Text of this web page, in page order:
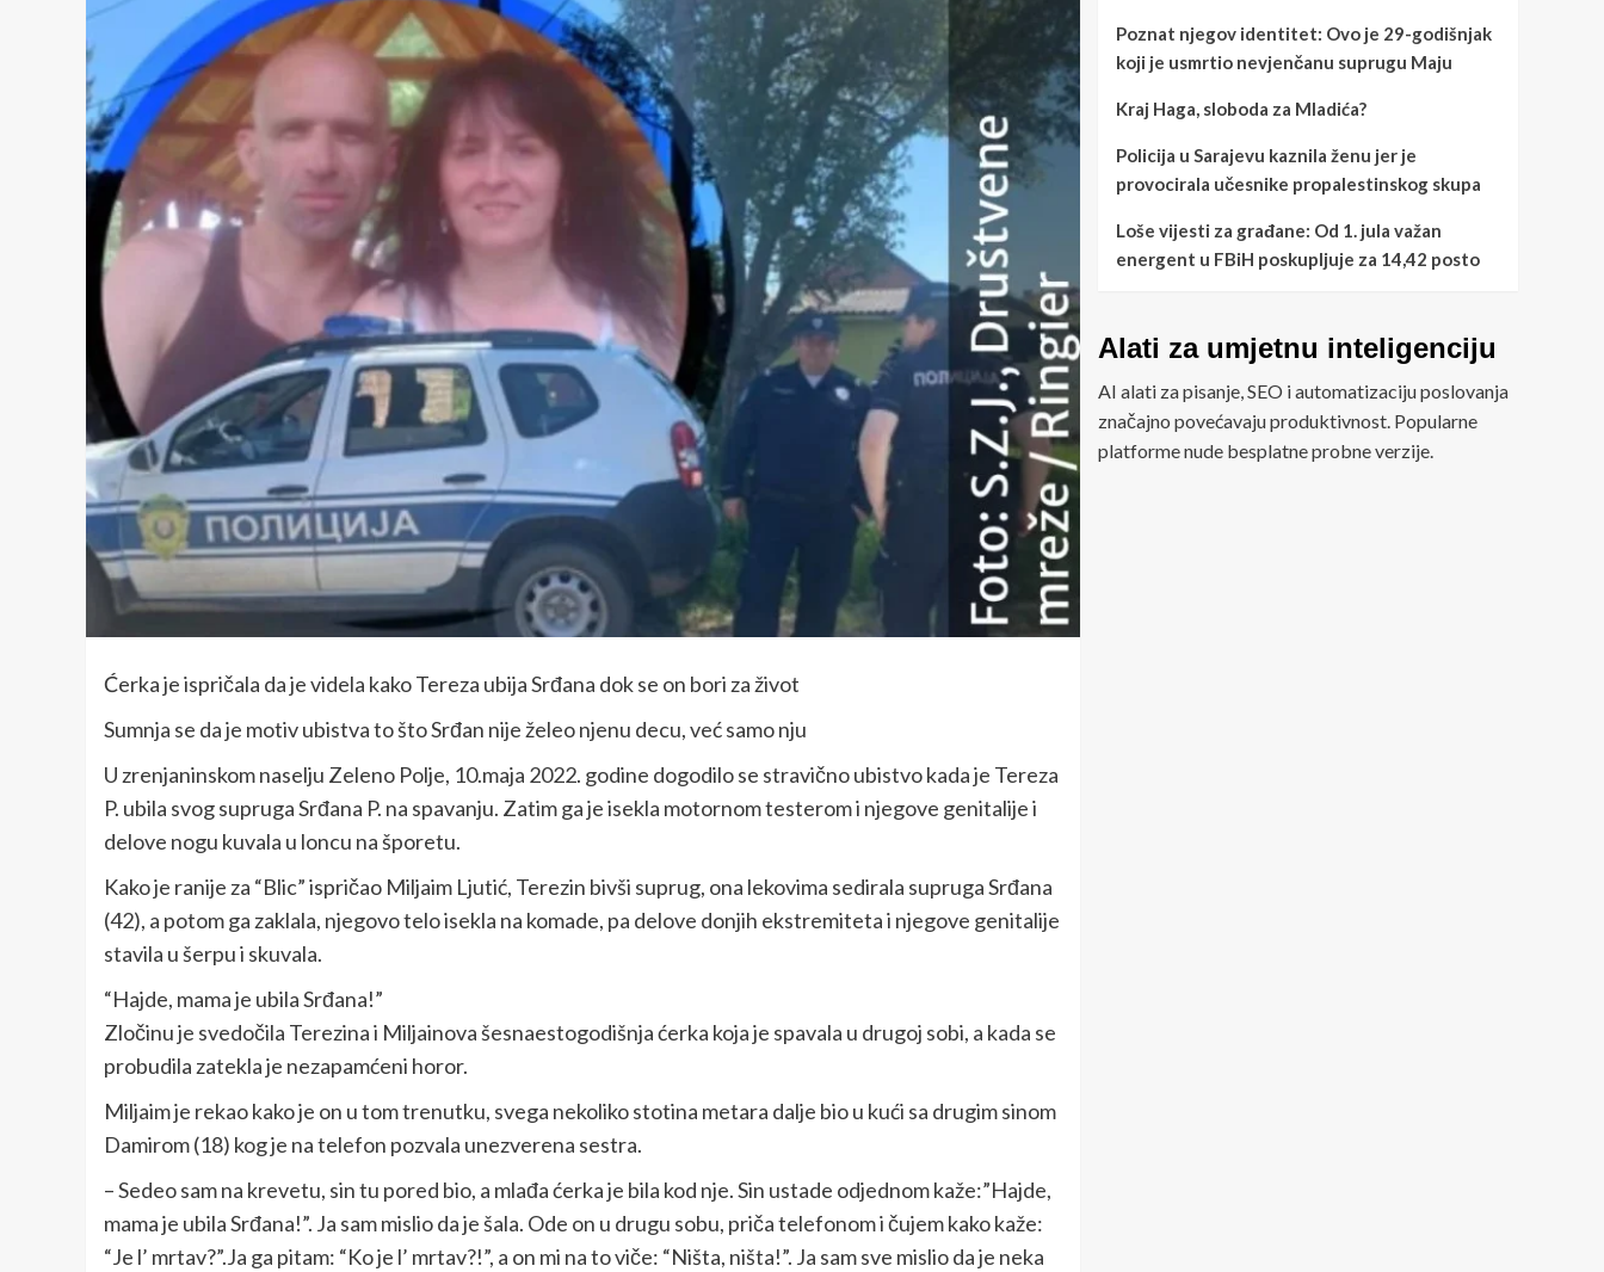
Ćerka je ispričala da je videla kako Tereza ubija Srđana dok se on bori za život
Sumnja se da je motiv ubistva to što Srđan nije želeo njenu decu, već samo nju
U zrenjaninskom naselju Zeleno Polje, 10.maja 2022. godine dogodilo se stravično ubistvo kada je Tereza
P. ubila svog supruga Srđana P. na spavanju. Zatim ga je isekla motornom testerom i njegove genitalije i
delove nogu kuvala u loncu na šporetu.
Kako je ranije za “Blic” ispričao Miljaim Ljutić, Terezin bivši suprug, ona lekovima sedirala supruga Srđana
(42), a potom ga zaklala, njegovo telo isekla na komade, pa delove donjih ekstremiteta i njegove genitalije
stavila u šerpu i skuvala.
“Hajde, mama je ubila Srđana!”
Zločinu je svedočila Terezina i Miljainova šesnaestogodišnja ćerka koja je spavala u drugoj sobi, a kada se
probudila zatekla je nezapamćeni horor.
Miljaim je rekao kako je on u tom trenutku, svega nekoliko stotina metara dalje bio u kući sa drugim sinom
Damirom (18) kog je na telefon pozvala unezverena sestra.
– Sedeo sam na krevetu, sin tu pored bio, a mlađa ćerka je bila kod nje. Sin ustade odjednom kaže:”Hajde,
mama je ubila Srđana!”. Ja sam mislio da je šala. Ode on u drugu sobu, priča telefonom i čujem kako kaže:
“Je l’ mrtav?”.Ja ga pitam: “Ko je l’ mrtav?!”, a on mi na to viče: “Ništa, ništa!”. Ja sam sve mislio da je neka
Poznat njegov identitet: Ovo je 29-godišnjak
koji je usmrtio nevjenčanu suprugu Maju
Kraj Haga, sloboda za Mladića?
Policija u Sarajevu kaznila ženu jer je
provocirala učesnike propalestinskog skupa
Loše vijesti za građane: Od 1. jula važan
energent u FBiH poskupljuje za 14,42 posto
Alati za umjetnu inteligenciju
AI alati za pisanje, SEO i automatizaciju poslovanja
značajno povećavaju produktivnost. Popularne
platforme nude besplatne probne verzije.